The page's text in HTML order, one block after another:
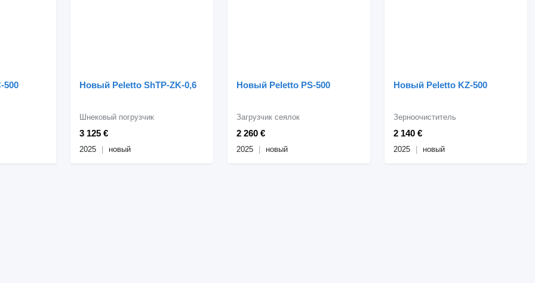
500 Новый Peletto ShTP-ZK-0,6
3 125 €
Шнековый погрузчик
2025 новый
Новый Peletto PS-500
2 260 €
Загрузчик сеялок
2025 новый
Новый Peletto KZ-500
2 140 €
Зерноочиститель
2025 новый